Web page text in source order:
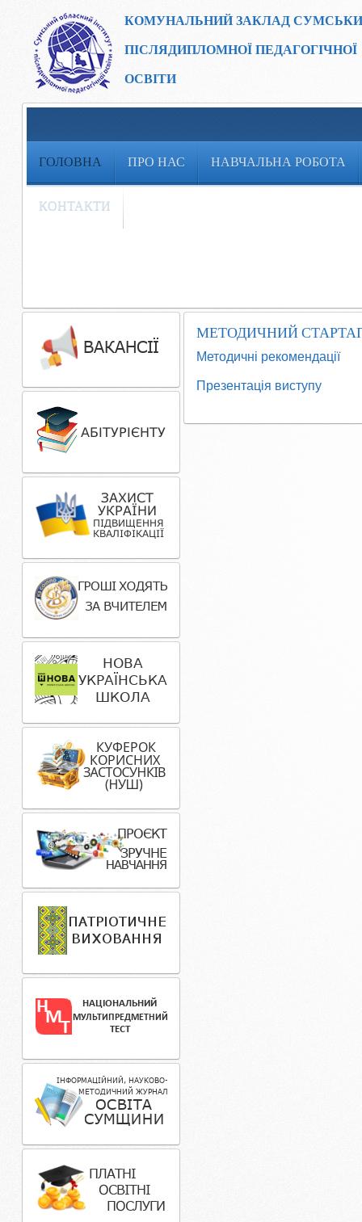
КОМУНАЛЬНИЙ ЗАКЛАД
ПІСЛЯДИПЛОМНОЇ ПЕДАГОГІЧНОЇ
ОСВІТИ
ГОЛОВНА ПРО НАС НАВЧАЛЬНА РОБОТА
КОНТАКТИ
МЕТОДИЧНИЙ
Методичні рекомендації
Презентація виступу